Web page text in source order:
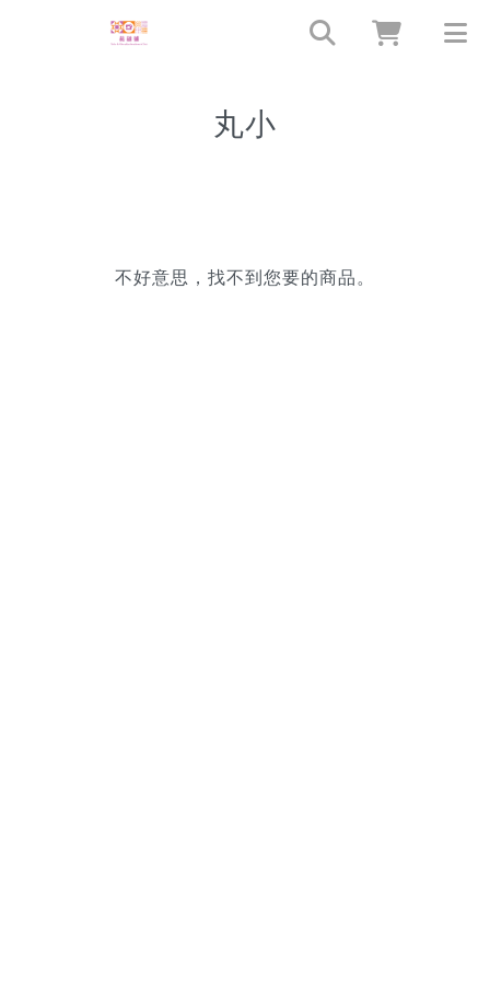
丸小
不好意思，找不到您要的商品。